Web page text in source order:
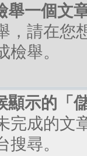
舉一個文
，請在您
舉。
顯示的「
完成的文
尋。